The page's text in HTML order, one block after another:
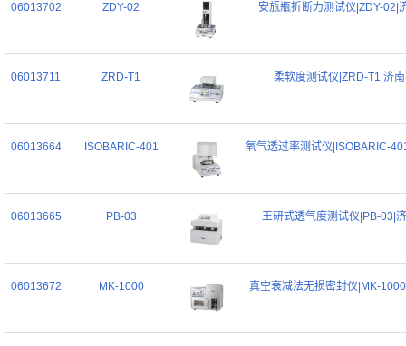
06013702 ZDY-02 安瓬瓶折断力测试仪|ZDY-02|
06013711 ZRD-T1 柔软度测试仪|ZRD-T1|济
06013664 ISOBARIC-401 氧气透过率测试仪|ISOBARIC-
06013665 PB-03 王研式透气度测试仪|PB-03|
06013672 MK-1000 真空衰减法无损密封仪|MK-